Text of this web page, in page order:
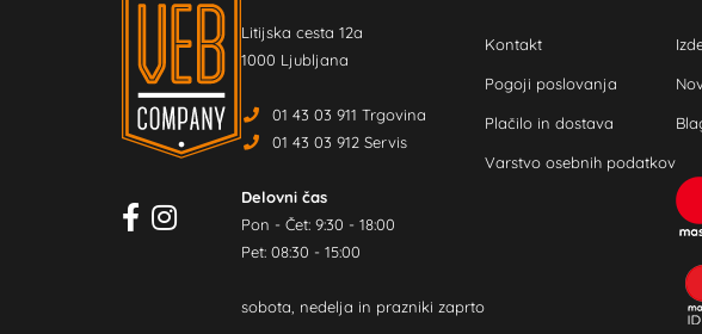
Litijska cesta 12a
1000 Ljubljana
01 43 03 911 Trgovina
01 43 03 912 Servis
Delovni čas
Pon - Čet: 9:30 - 18:00
Pet: 08:30 - 15:00
sobota, nedelja in prazniki zaprto
Kontakt
Pogoji poslovanja
Plačilo in dostava
Varstvo osebnih podatkov